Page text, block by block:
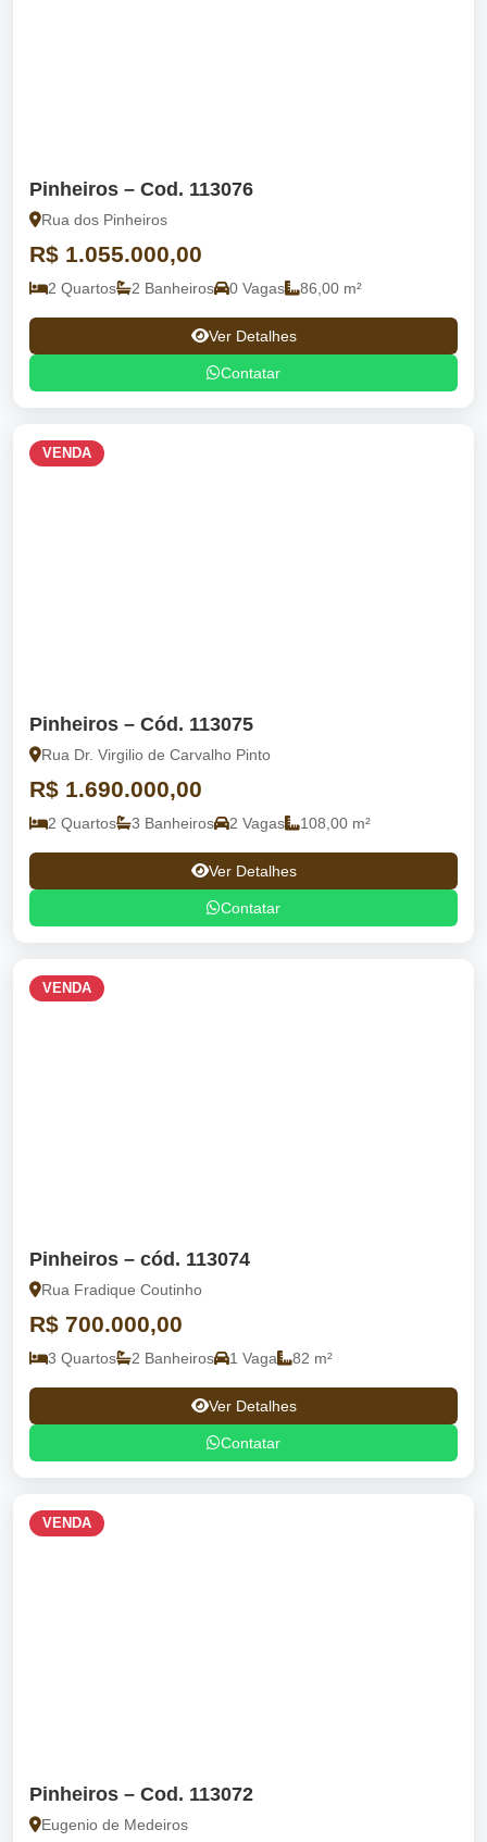
Pinheiros – Cod. 113076
Rua dos Pinheiros
R$ 1.055.000,00
2 Quartos 2 Banheiros 0 Vagas 86,00 m²
Ver Detalhes
Contatar
VENDA
Pinheiros – Cód. 113075
Rua Dr. Virgilio de Carvalho Pinto
R$ 1.690.000,00
2 Quartos 3 Banheiros 2 Vagas 108,00 m²
Ver Detalhes
Contatar
VENDA
Pinheiros – cód. 113074
Rua Fradique Coutinho
R$ 700.000,00
3 Quartos 2 Banheiros 1 Vaga 82 m²
Ver Detalhes
Contatar
VENDA
Pinheiros – Cod. 113072
Eugenio de Medeiros